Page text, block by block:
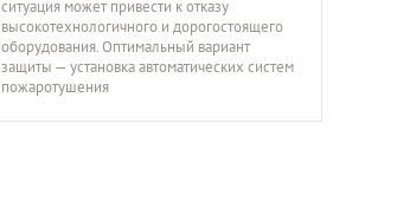
ситуация может привести к отказу
высокотехнологичного и дорогостоящего
оборудования. Оптимальный вариант
защиты — установка автоматических систем
пожаротушения